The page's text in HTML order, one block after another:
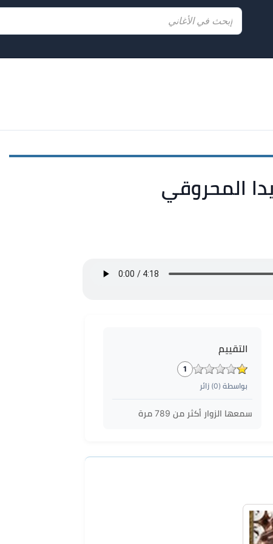
المحروقي
التقييم
1
بواسطة (0) زائر
سمعها الزوار أكثر من 789 مرة